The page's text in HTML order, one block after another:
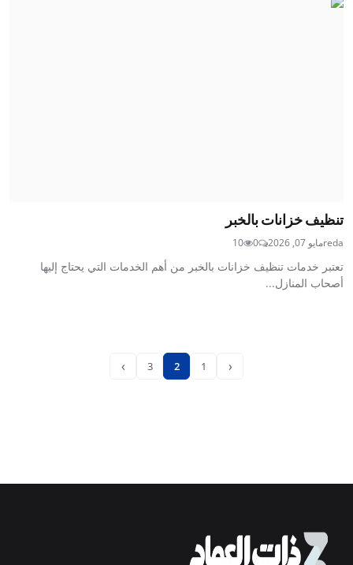
تنظيف خزانات بالخبر
redaمايو 07, 2026 0
10
تعتبر خدمات تنظيف خزانات بالخبر من أهم الخدمات التي يحتاج إليها
أصحاب المنازل...
‹
1
2
3
›